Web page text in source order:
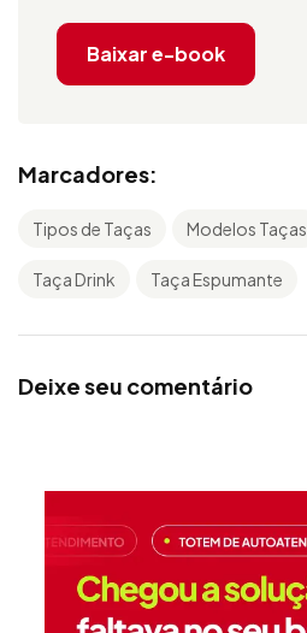
Baixar e-book
Marcadores:
Tipos de Taças Modelos Taças
Taça Drink Taça Espumante
Deixe seu comentário